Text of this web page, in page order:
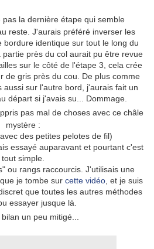
pas la dernière étape qui semble
reste. J'aurais préféré inverser les
bordure identique sur tout le long du
près du col aurait pu être revue
sur le côté de l'étape 3, cela crée
de gris près du cou. De plus comme
aussi sur l'autre bord, j'aurais fait un
départ si j'avais su... Dommage.
pas mal de choses avec ce châle
mystère :
des petites pelotes de fil)
essayé auparavant et pourtant c'est
tout simple.
ou rangs raccourcis. J'utilisais une
je tombe sur cette vidéo, et je suis
que toutes les autres méthodes
essayer jusque là.
un peu mitigé...